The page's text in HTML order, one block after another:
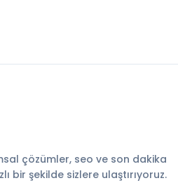
çözümler, seo ve son dakika
bir şekilde sizlere ulaştırıyoruz.